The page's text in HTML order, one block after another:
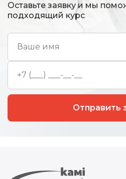
Оставьте заявку и мы
подходящий курс